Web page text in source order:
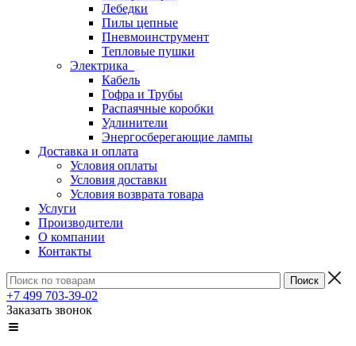
Лебедки
Пилы цепные
Пневмоинструмент
Тепловые пушки
Электрика
Кабель
Гофра и Трубы
Распаячные коробки
Удлинители
Энергосберегающие лампы
Доставка и оплата
Условия оплаты
Условия доставки
Условия возврата товара
Услуги
Производители
О компании
Контакты
+7 499 703-39-02
Заказать звонок